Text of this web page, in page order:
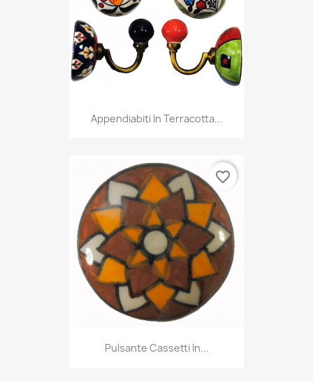
Appendiabiti In Terracotta...
Pulsante Cassetti In...
favorite_border